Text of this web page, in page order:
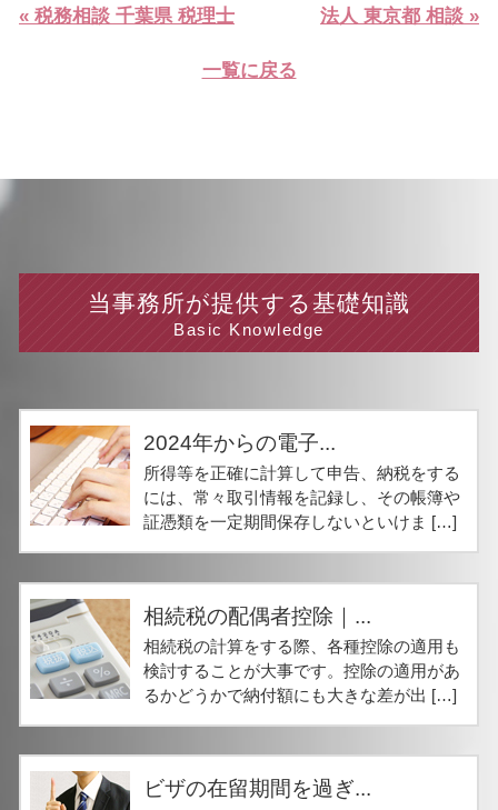
« 税務相談 千葉県 税理士 法人 東京都 相談 »
一覧に戻る
当事務所が提供する基礎知識
Basic Knowledge
2024年からの電子...
所得等を正確に計算して申告、納税をする
には、常々取引情報を記録し、その帳簿や
証憑類を一定期間保存しないといけま […]
相続税の配偶者控除｜...
相続税の計算をする際、各種控除の適用も
検討することが大事です。控除の適用があ
るかどうかで納付額にも大きな差が出 […]
ビザの在留期間を過ぎ...